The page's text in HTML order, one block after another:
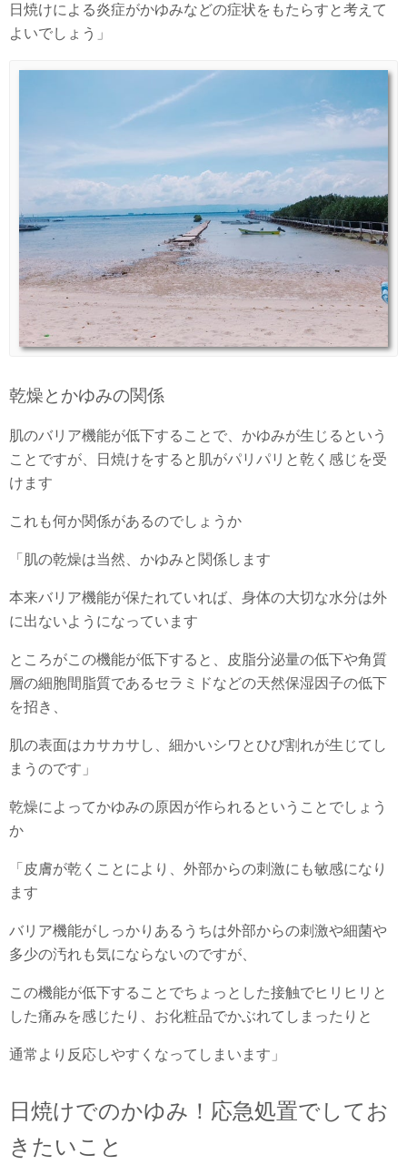
日焼けによる炎症がかゆみなどの症状をもたらすと考えて
よいでしょう」
乾燥とかゆみの関係
肌のバリア機能が低下することで、かゆみが生じるという
ことですが、日焼けをすると肌がパリパリと乾く感じを受
けます
これも何か関係があるのでしょうか
「肌の乾燥は当然、かゆみと関係します
本来バリア機能が保たれていれば、身体の大切な水分は外
に出ないようになっています
ところがこの機能が低下すると、皮脂分泌量の低下や角質
層の細胞間脂質であるセラミドなどの天然保湿因子の低下
を招き、
肌の表面はカサカサし、細かいシワとひび割れが生じてし
まうのです」
乾燥によってかゆみの原因が作られるということでしょう
か
「皮膚が乾くことにより、外部からの刺激にも敏感になり
ます
バリア機能がしっかりあるうちは外部からの刺激や細菌や
多少の汚れも気にならないのですが、
この機能が低下することでちょっとした接触でヒリヒリと
した痛みを感じたり、お化粧品でかぶれてしまったりと
通常より反応しやすくなってしまいます」
日焼けでのかゆみ！応急処置でしてお
きたいこと